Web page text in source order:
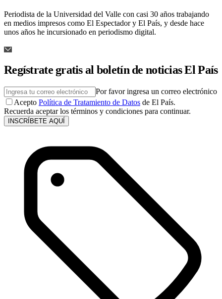
Periodista de la Universidad del Valle con casi 30 años trabajando
en medios impresos como El Espectador y El País, y desde hace
unos años he incursionado en periodismo digital.
Regístrate gratis al boletín de noticias El País
Por favor ingresa un correo electrónico
Acepto Política de Tratamiento de Datos de El País.
Recuerda aceptar los términos y condiciones para continuar.
INSCRÍBETE AQUÍ